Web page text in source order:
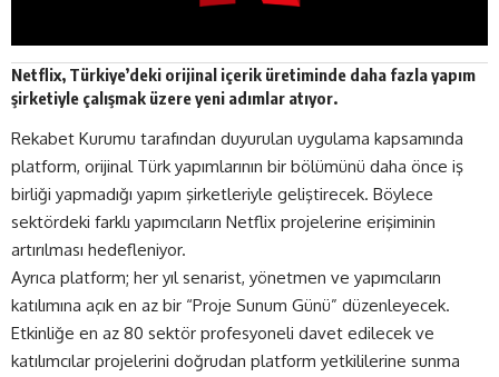
Netflix, Türkiye’deki orijinal içerik üretiminde daha fazla yapım
şirketiyle çalışmak üzere yeni adımlar atıyor.
Rekabet Kurumu tarafından duyurulan uygulama kapsamında
platform, orijinal Türk yapımlarının bir bölümünü daha önce iş
birliği yapmadığı yapım şirketleriyle geliştirecek. Böylece
sektördeki farklı yapımcıların Netflix projelerine erişiminin
artırılması hedefleniyor.
Ayrıca platform; her yıl senarist, yönetmen ve yapımcıların
katılımına açık en az bir “Proje Sunum Günü” düzenleyecek.
Etkinliğe en az 80 sektör profesyoneli davet edilecek ve
katılımcılar projelerini doğrudan platform yetkililerine sunma